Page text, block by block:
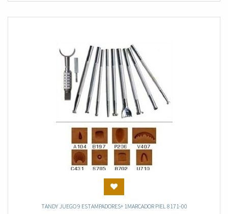
TANDY JUEGO 9 ESTAMPADORES+ 1MARCADOR PIEL 8171-00